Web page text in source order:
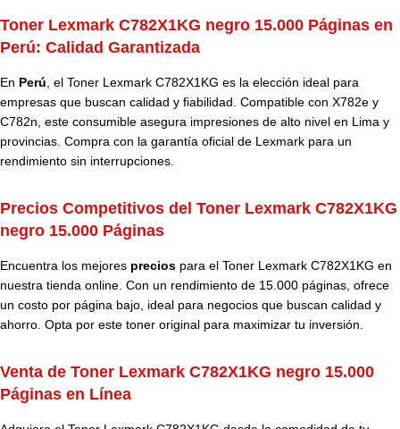
Toner Lexmark C782X1KG negro 15.000 Páginas en
Perú: Calidad Garantizada
En Perú, el Toner Lexmark C782X1KG es la elección ideal para
empresas que buscan calidad y fiabilidad. Compatible con X782e y
C782n, este consumible asegura impresiones de alto nivel en Lima y
provincias. Compra con la garantía oficial de Lexmark para un
rendimiento sin interrupciones.
Precios Competitivos del Toner Lexmark C782X1KG
negro 15.000 Páginas
Encuentra los mejores precios para el Toner Lexmark C782X1KG en
nuestra tienda online. Con un rendimiento de 15.000 páginas, ofrece
un costo por página bajo, ideal para negocios que buscan calidad y
ahorro. Opta por este toner original para maximizar tu inversión.
Venta de Toner Lexmark C782X1KG negro 15.000
Páginas en Línea